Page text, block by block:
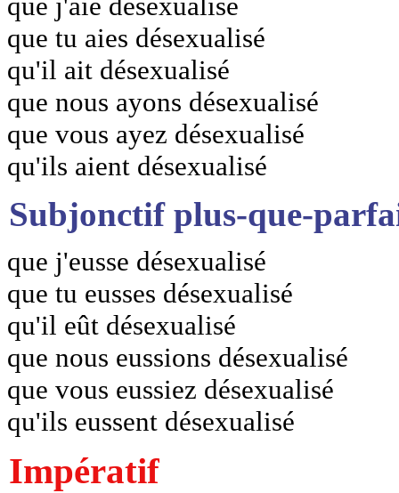
que tu aies désexualisé
qu'il ait désexualisé
que nous ayons désexualisé
que vous ayez désexualisé
qu'ils aient désexualisé
Subjonctif plus-que-
que j'eusse désexualisé
que tu eusses désexualisé
qu'il eût désexualisé
que nous eussions désexualisé
que vous eussiez désexualisé
qu'ils eussent désexualisé
Impératif